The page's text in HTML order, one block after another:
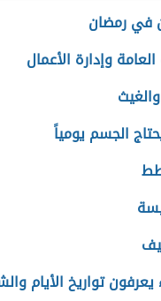
في رمضان
وإدارة الأعمال
الجسم يومياً
تواريخ الأيام